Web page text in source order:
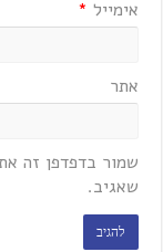
אימייל *
אתר
שמור בדפדפן זה
שאגיב.